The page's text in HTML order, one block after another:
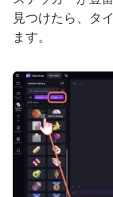
見つけたら、タ
ます。